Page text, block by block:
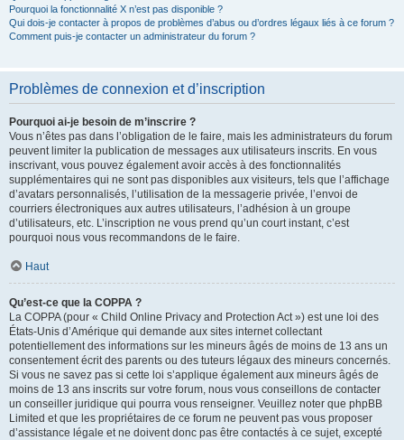
Pourquoi la fonctionnalité X n’est pas disponible ?
Qui dois-je contacter à propos de problèmes d’abus ou d’ordres légaux liés à ce forum ?
Comment puis-je contacter un administrateur du forum ?
Problèmes de connexion et d’inscription
Pourquoi ai-je besoin de m’inscrire ?
Vous n’êtes pas dans l’obligation de le faire, mais les administrateurs du forum
peuvent limiter la publication de messages aux utilisateurs inscrits. En vous
inscrivant, vous pouvez également avoir accès à des fonctionnalités
supplémentaires qui ne sont pas disponibles aux visiteurs, tels que l’affichage
d’avatars personnalisés, l’utilisation de la messagerie privée, l’envoi de
courriers électroniques aux autres utilisateurs, l’adhésion à un groupe
d’utilisateurs, etc. L’inscription ne vous prend qu’un court instant, c’est
pourquoi nous vous recommandons de le faire.
Haut
Qu’est-ce que la COPPA ?
La COPPA (pour « Child Online Privacy and Protection Act ») est une loi des
États-Unis d’Amérique qui demande aux sites internet collectant
potentiellement des informations sur les mineurs âgés de moins de 13 ans un
consentement écrit des parents ou des tuteurs légaux des mineurs concernés.
Si vous ne savez pas si cette loi s’applique également aux mineurs âgés de
moins de 13 ans inscrits sur votre forum, nous vous conseillons de contacter
un conseiller juridique qui pourra vous renseigner. Veuillez noter que phpBB
Limited et que les propriétaires de ce forum ne peuvent pas vous proposer
d’assistance légale et ne doivent donc pas être contactés à ce sujet, excepté